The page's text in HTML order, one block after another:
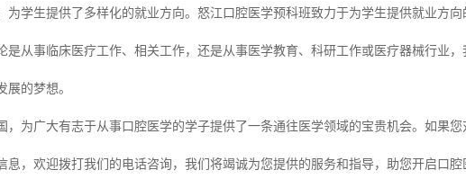
为学生提供了多样化的就业方向。怒江口腔医学预科班致力于为学生提供就业方
是从事临床医疗工作、相关工作，还是从事医学教育、科研工作或医疗器械行业
的梦想。
为广大有志于从事口腔医学的学子提供了一条通往医学领域的宝贵机会。如果您
，欢迎拨打我们的电话咨询，我们将竭诚为您提供的服务和指导，助您开启口腔